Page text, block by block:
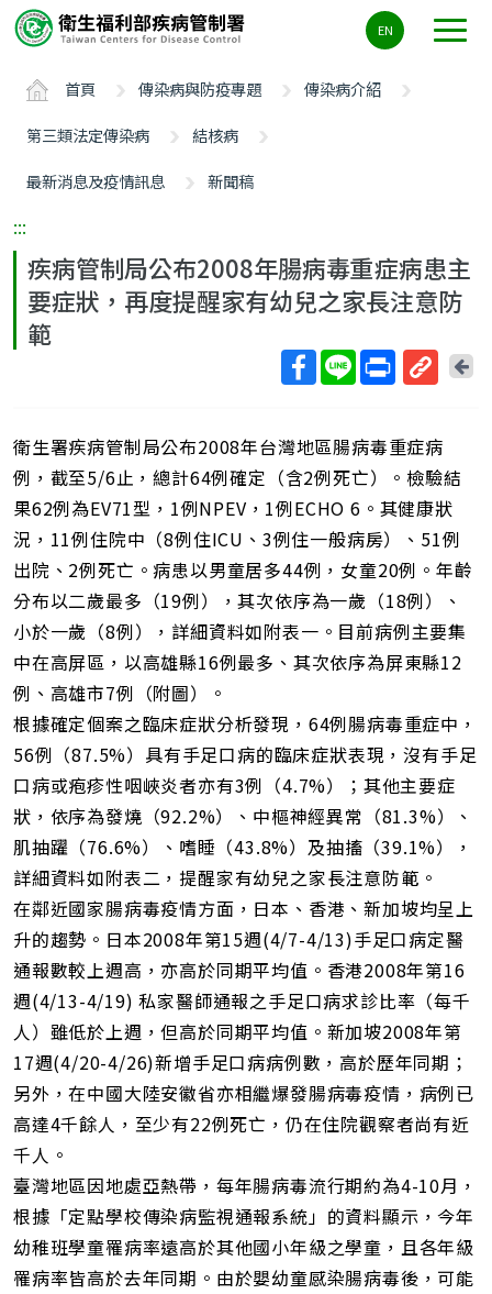
要
ALT+C
EN
首頁 傳染病與防疫專題
傳染病介紹
第三類法定傳染病
結核病
最新消息及疫情訊息
新聞稿
:::
疾病管制局公布2008年腸病毒重症病患主
要症狀，再度提醒家有幼兒之家長注意防
範
短
網
址
回
衛生署疾病管制局公布2008年台灣地區腸病毒重症病
例，截至5/6止，總計64例確定（含2例死亡）。檢驗結
果62例為EV71型，1例NPEV，1例ECHO 6。其健康狀
況，11例住院中（8例住ICU、3例住一般病房）、51例
出院、2例死亡。病患以男童居多44例，女童20例。年齡
分布以二歲最多（19例），其次依序為一歲（18例）、
小於一歲（8例），詳細資料如附表一。目前病例主要集
中在高屏區，以高雄縣16例最多、其次依序為屏東縣12
例、高雄市7例（附圖）。
根據確定個案之臨床症狀分析發現，64例腸病毒重症中，
56例（87.5%）具有手足口病的臨床症狀表現，沒有手足
口病或疱疹性咽峽炎者亦有3例（4.7%）；其他主要症
狀，依序為發燒（92.2%）、中樞神經異常（81.3%）、
肌抽躍（76.6%）、嗜睡（43.8%）及抽搐（39.1%），
詳細資料如附表二，提醒家有幼兒之家長注意防範。
在鄰近國家腸病毒疫情方面，日本、香港、新加坡均呈上
升的趨勢。日本2008年第15週(4/7-4/13)手足口病定醫
通報數較上週高，亦高於同期平均值。香港2008年第16
週(4/13-4/19) 私家醫師通報之手足口病求診比率（每千
人）雖低於上週，但高於同期平均值。新加坡2008年第
17週(4/20-4/26)新增手足口病病例數，高於歷年同期；
另外，在中國大陸安徽省亦相繼爆發腸病毒疫情，病例已
高達4千餘人，至少有22例死亡，仍在住院觀察者尚有近
千人。
臺灣地區因地處亞熱帶，每年腸病毒流行期約為4-10月，
根據「定點學校傳染病監視通報系統」的資料顯示，今年
幼稚班學童罹病率遠高於其他國小年級之學童，且各年級
罹病率皆高於去年同期。由於嬰幼童感染腸病毒後，可能